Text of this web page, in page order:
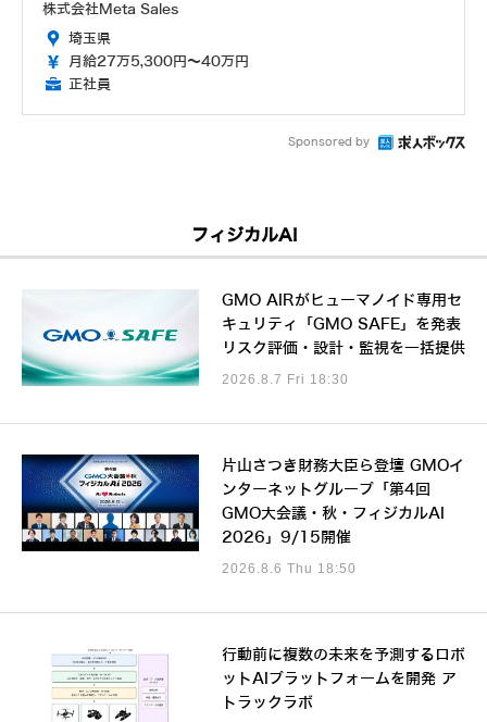
株式会社Meta Sales
埼玉県
月給27万5,300円～40万円
正社員
Sponsored by
フィジカルAI
GMO AIRがヒューマノイド専用セ
キュリティ「GMO SAFE」を発表
リスク評価・設計・監視を一括提供
2026.8.7 Fri 18:30
片山さつき財務大臣ら登壇 GMOイ
ンターネットグループ「第4回
GMO大会議・秋・フィジカルAI
2026」9/15開催
2026.8.6 Thu 18:50
行動前に複数の未来を予測するロボ
ットAIプラットフォームを開発 ア
トラックラボ